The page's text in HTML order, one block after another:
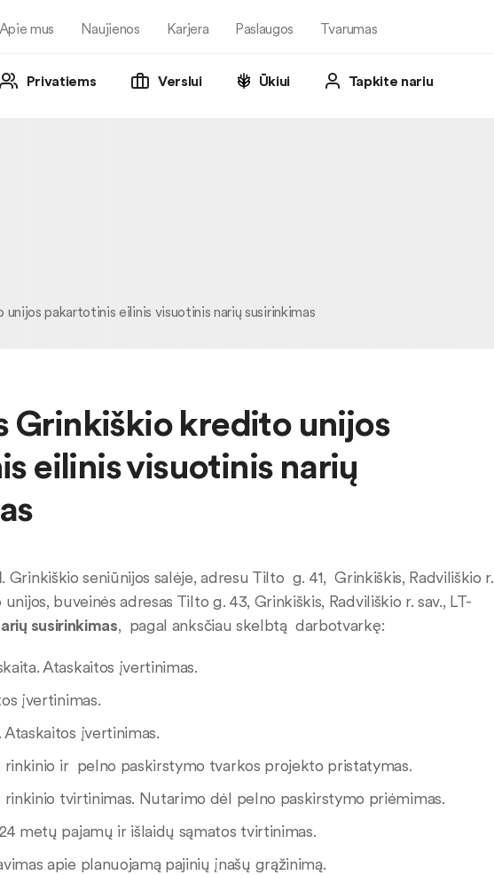
Apie mus Naujienos Karjera Paslaugos Tvarumas
Privatiems Verslui Ūkiui Tapkite nariu
unijos pakartotinis eilinis visuotinis narių susirinkimas
Grinkiškio kredito unijos
eilinis visuotinis narių
. Grinkiškio seniūnijos salėje, adresu Tilto g. 41, Grinkiškis, Radviliškio r.
buveinės adresas Tilto g. 43, Grinkiškis, Radviliškio r. sav., LT-
susirinkimas, pagal anksčiau skelbtą darbotvarkę:
Ataskaitos įvertinimas.
įvertinimas.
įvertinimas.
ir pelno paskirstymo tvarkos projekto pristatymas.
tvirtinimas. Nutarimo dėl pelno paskirstymo priėmimas.
metų pajamų ir išlaidų sąmatos tvirtinimas.
apie planuojamą pajinių įnašų grąžinimą.